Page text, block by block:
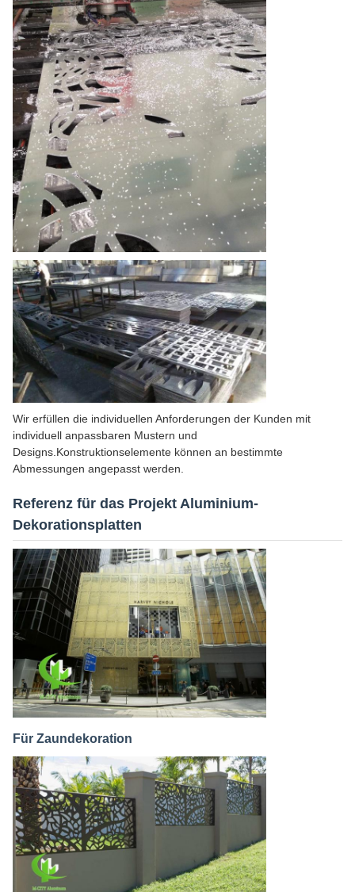
Wir erfüllen die individuellen Anforderungen der Kunden mit
individuell anpassbaren Mustern und
Designs.Konstruktionselemente können an bestimmte
Abmessungen angepasst werden.
Referenz für das Projekt Aluminium-
Dekorationsplatten
Für Zaundekoration